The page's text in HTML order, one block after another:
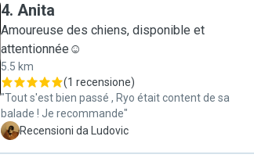
4. Anita
Amoureuse des chiens, disponible et
attentionnée☺️
5.5 km
(1 recensione)
"Tout s'est bien passé , Ryo était content de sa
balade ! Je recommande"
L
Recensioni da Ludovic